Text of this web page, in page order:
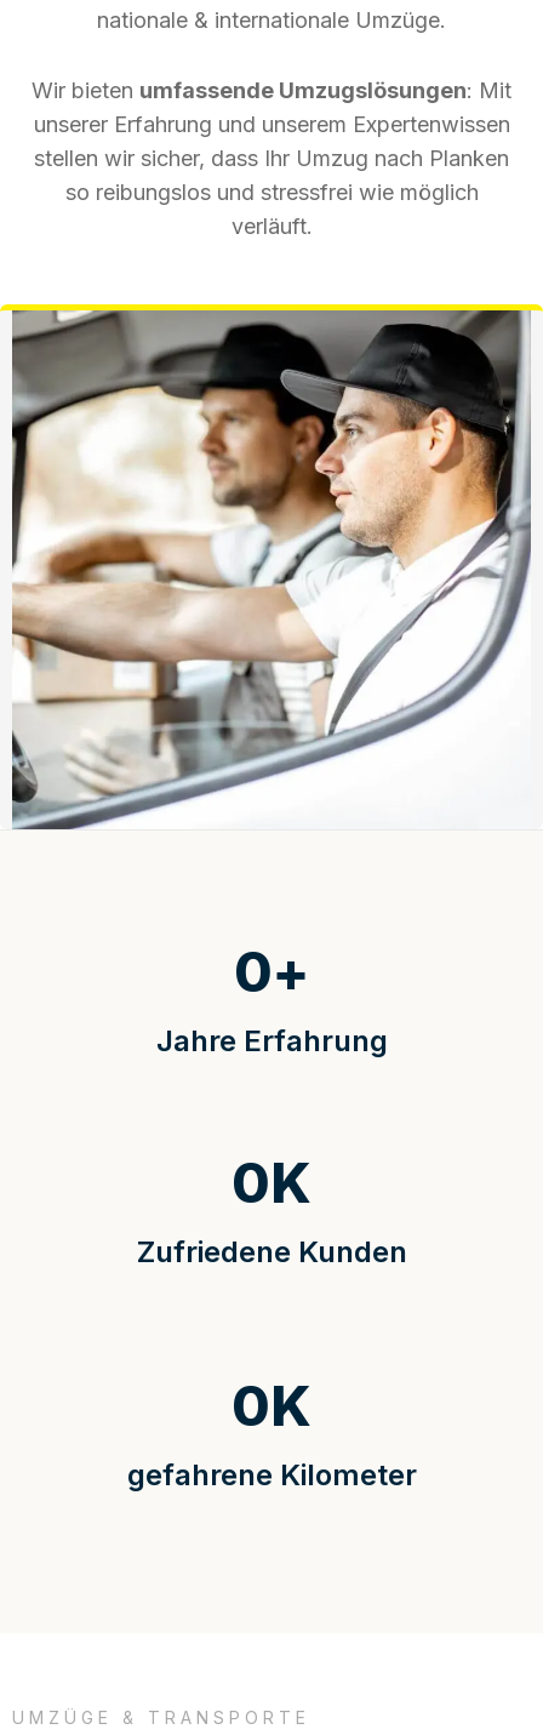
nationale & internationale Umzüge.
Wir bieten umfassende Umzugslösungen: Mit
unserer Erfahrung und unserem Expertenwissen
stellen wir sicher, dass Ihr Umzug nach Planken
so reibungslos und stressfrei wie möglich
verläuft.
Jahre Erfahrung
0+
Zufriedene Kunden
0K
gefahrene Kilometer
0K
UMZÜGE & TRANSPORTE